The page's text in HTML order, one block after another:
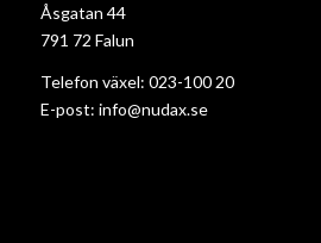
Åsgatan 44
791 72 Falun
Telefon växel: 023-100 20
E-post: info@nudax.se